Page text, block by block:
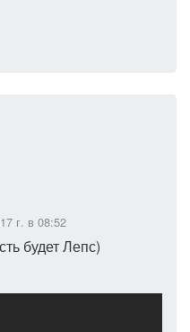
г. в 08:52
будет Лепс)